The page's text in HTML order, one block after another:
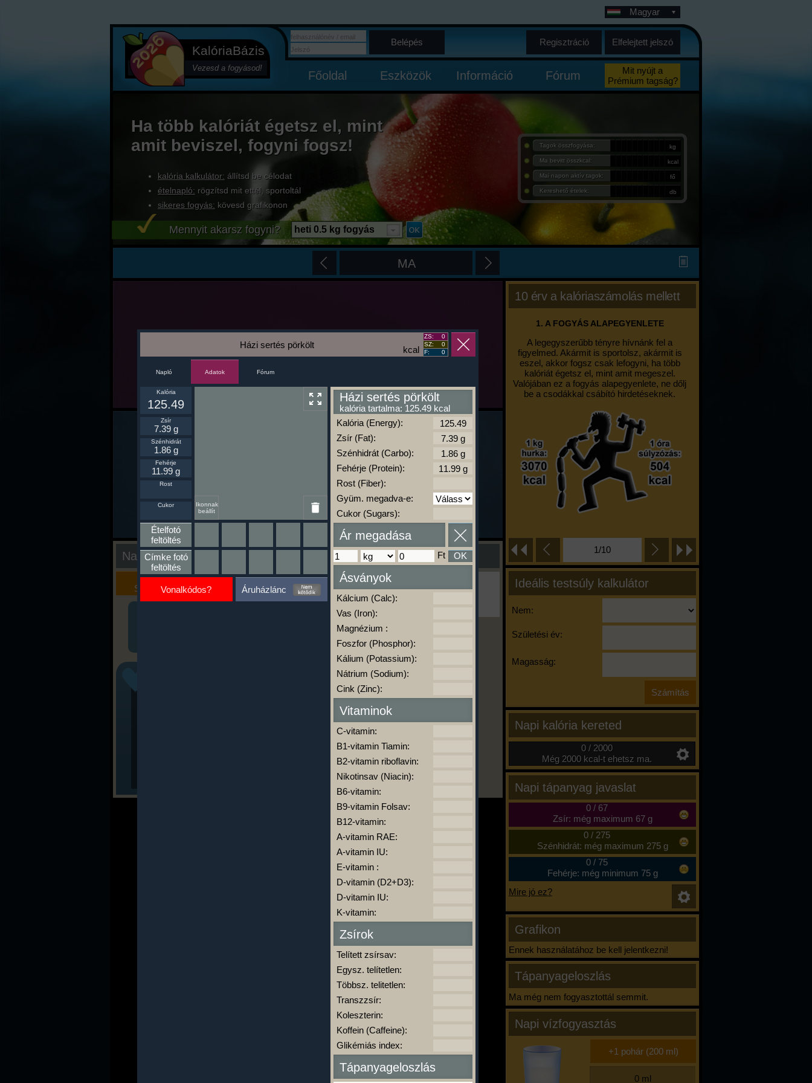
KalóriaBázis
Vezesd a fogyásod!
Magyar
Belépés Regisztráció Elfelejtett jelszó
Főoldal Eszközök Információ Fórum
Mit nyújt a
Prémium tagság?
Ha több kalóriát égetsz el, mint
amit beviszel, fogyni fogsz!
kalória kalkulátor: állítsd be célodat
ételnapló: rögzítsd mit ettél, sportoltál
sikeres fogyás: kövesd grafikonon
Tagok összfogyása: kg
Ma bevitt összkcal: kcal
Mai napon aktív tagok: fő
Kereshető ételek: db
Mennyit akarsz fogyni? heti 0.5 kg fogyás
MA
10 érv a kalóriaszámolás mellett
1. A FOGYÁS ALAPEGYENLETE
A legegyszerűbb tényre hívnánk fel a
figyelmed. Akármit is sportolsz, akármit is
eszel, akkor fogsz csak lefogyni, ha több
kalóriát égetsz el, mint amit megeszel.
Valójában ez a fogyás alapegyenlete, ne dőlj
be a csodákkal csábító hirdetéseknek.
1/10
Ideális testsúly kalkulátor
Nem:
Születési év:
Magasság:
Napi kalória kereted
0 / 2000
Még 2000 kcal-t ehetsz ma.
Napi tápanyag javaslat
0/ 67
Zsír: még maximum 67 g
0/ 275
Szénhidrát: még maximum 275 g
0/ 75
Fehérje: még minimum 75 g
Mire jó ez?
Grafikon
Ennek használatához be kell jelentkezni!
Tápanyageloszlás
Ma még nem fogyasztottál semmit.
Napi vízfogyasztás
Nap kiértékelése
Kalória
Szimulátor
Szöveges
Értékelés
Ha ma már nem eszel/sportolsz többet,
kattints a kiértékelésre!
A Kalória Szimulátor Prémium funkció.
-
kcal
Házi sertés pörkölt
ZS:
0
SZ:
0
F:
0
Napló Adatok Fórum
Ikonnak
beállít
Kalória
125.49
Zsír
7.39 g
Szénhidrát
1.86 g
Fehérje
11.99 g
Rost
Cukor
Ételfotó
feltöltés
Címke fotó
feltöltés
Vonalkódos? Áruházlánc
Házi sertés pörkölt
kalória tartalma: 125.49 kcal
Kalória (Energy):
Zsír (Fat):
Szénhidrát (Carbo):
Fehérje (Protein):
Rost (Fiber):
Gyüm. megadva-e:
Cukor (Sugars):
Ár megadása
Ft OK
Ásványok
Kálcium (Calc):
Vas (Iron):
Magnézium :
Foszfor (Phosphor):
Kálium (Potassium):
Nátrium (Sodium):
Cink (Zinc):
Vitaminok
C-vitamin:
B1-vitamin Tiamin:
B2-vitamin riboflavin:
Nikotinsav (Niacin):
B6-vitamin:
B9-vitamin Folsav:
B12-vitamin:
A-vitamin RAE:
A-vitamin IU:
E-vitamin :
D-vitamin (D2+D3):
D-vitamin IU:
K-vitamin:
Zsírok
Telített zsírsav:
Egysz. telítetlen:
Többsz. telitetlen:
Transzzsír:
Koleszterin:
Koffein (Caffeine):
Glikémiás index:
Tápanyageloszlás